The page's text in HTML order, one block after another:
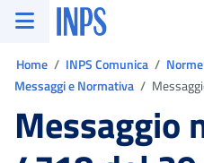
Vai al menu principale
Vai al contenuto principale
Vai al pie' di pagina
INPS ()
Home INPS Comunica
Messaggi e Normativa
Messaggio